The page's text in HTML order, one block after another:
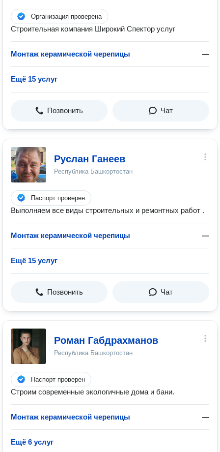
Организация проверена
Строительная компания Широкий Спектор услуг
Монтаж керамической черепицы —
Ещё 15 услуг
Позвонить Чат
Руслан Ганеев
Республика Башкортостан
Паспорт проверен
Выполняем все виды строительных и ремонтных работ .
Монтаж керамической черепицы —
Ещё 15 услуг
Позвонить Чат
Роман Габдрахманов
Республика Башкортостан
Паспорт проверен
Строим современные экологичные дома и бани.
Монтаж керамической черепицы —
Ещё 6 услуг